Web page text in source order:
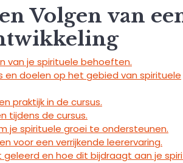
Volgen van
van je spirituele behoeften.
en doelen op het gebied van spirituele
praktijk in de cursus.
tijdens de cursus.
je spirituele groei te ondersteunen.
voor een verrijkende leerervaring.
en hoe dit bijdraagt aan je